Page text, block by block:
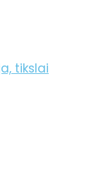
tikslai